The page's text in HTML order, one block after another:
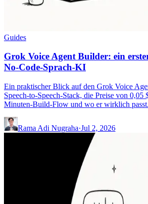
Guides
Grok Voice Agent Builder: ein
No-Code-Sprach-KI
Ein praktischer Blick auf den Grok Voice
Speech-to-Speech-Stack, die Preise von
Minuten-Build-Flow und wo er wirklich passt.
Rama Adi Nugraha·Jul 2, 2026